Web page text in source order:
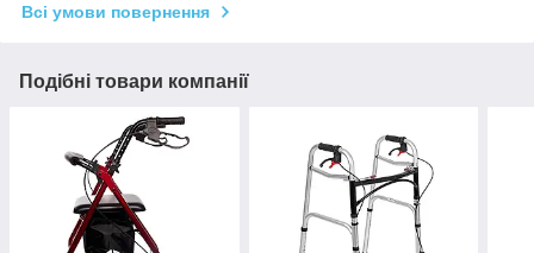
Всі умови повернення
Подібні товари компанії